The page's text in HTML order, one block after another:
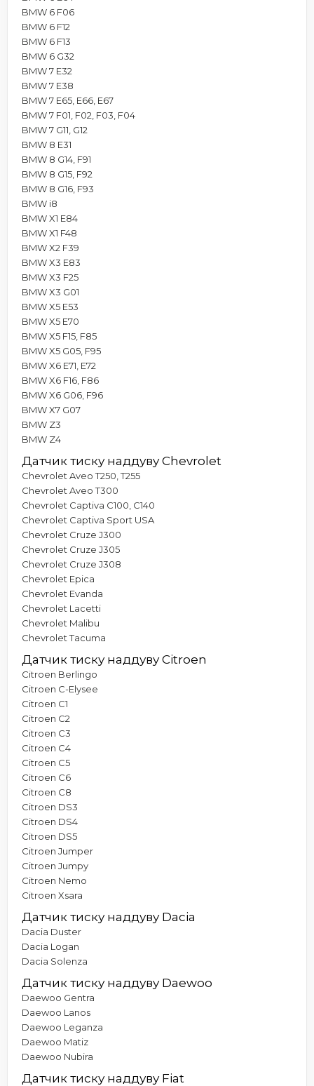
BMW 6 F06
BMW 6 F12
BMW 6 F13
BMW 6 G32
BMW 7 E32
BMW 7 E38
BMW 7 E65, E66, E67
BMW 7 F01, F02, F03, F04
BMW 7 G11, G12
BMW 8 E31
BMW 8 G14, F91
BMW 8 G15, F92
BMW 8 G16, F93
BMW i8
BMW X1 E84
BMW X1 F48
BMW X2 F39
BMW X3 E83
BMW X3 F25
BMW X3 G01
BMW X5 E53
BMW X5 E70
BMW X5 F15, F85
BMW X5 G05, F95
BMW X6 E71, E72
BMW X6 F16, F86
BMW X6 G06, F96
BMW X7 G07
BMW Z3
BMW Z4
Датчик тиску наддуву Chevrolet
Chevrolet Aveo T250, T255
Chevrolet Aveo T300
Chevrolet Captiva C100, C140
Chevrolet Captiva Sport USA
Chevrolet Cruze J300
Chevrolet Cruze J305
Chevrolet Cruze J308
Chevrolet Epica
Chevrolet Evanda
Chevrolet Lacetti
Chevrolet Malibu
Chevrolet Tacuma
Датчик тиску наддуву Citroen
Citroen Berlingo
Citroen C-Elysee
Citroen C1
Citroen C2
Citroen C3
Citroen C4
Citroen C5
Citroen C6
Citroen C8
Citroen DS3
Citroen DS4
Citroen DS5
Citroen Jumper
Citroen Jumpy
Citroen Nemo
Citroen Xsara
Датчик тиску наддуву Dacia
Dacia Duster
Dacia Logan
Dacia Solenza
Датчик тиску наддуву Daewoo
Daewoo Gentra
Daewoo Lanos
Daewoo Leganza
Daewoo Matiz
Daewoo Nubira
Датчик тиску наддуву Fiat